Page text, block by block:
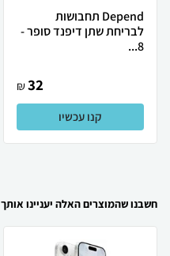
Depend תחבושות
לבריחת שתן דיפנד סופר -
8...
32
₪
קנו עכשיו
חשבנו שהמוצרים האלה יעניינו אותך